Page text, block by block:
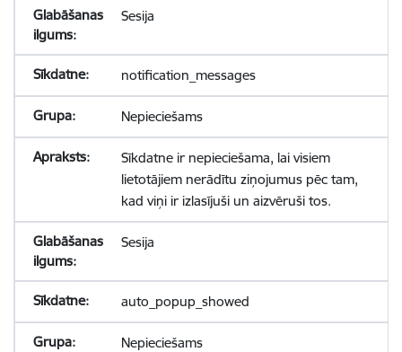
Sesija
notification_messages
Nepieciešams
Sīkdatne ir nepieciešama, lai visiem
lietotājiem nerādītu ziņojumus pēc tam,
kad viņi ir izlasījuši un aizvēruši tos.
Sesija
auto_popup_showed
Nepieciešams